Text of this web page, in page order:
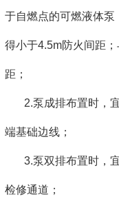
于自燃点的可燃液体
得小于4.5m防火间距
距；
2.泵成排布置时，
端基础边线；
3.泵双排布置时，
检修通道；